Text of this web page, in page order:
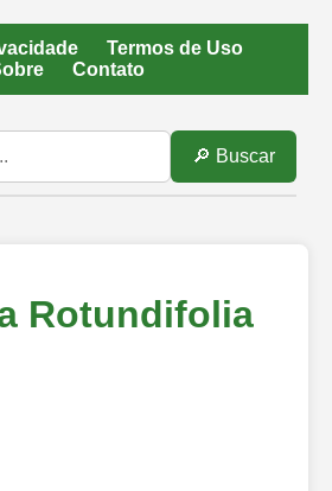
Termos de Uso
Contato
🔎 Buscar
Rotundifolia